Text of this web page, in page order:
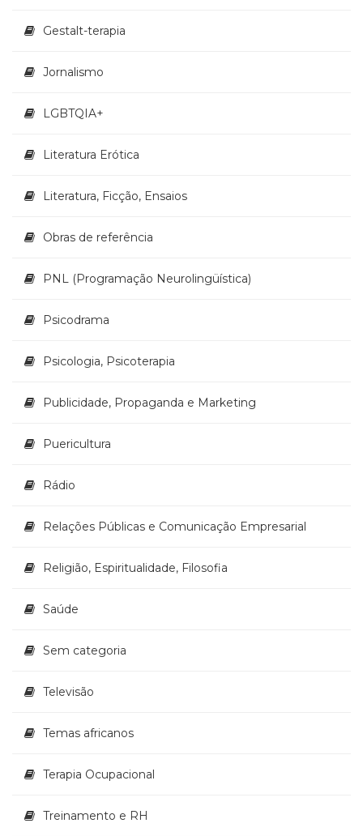
(22)
(30)
Ocupacional
Treinamento
(65)
(1)
Prática
Gestalt-terapia
Jornalismo
LGBTQIA+
Literatura Erótica
Literatura, Ficção, Ensaios
Obras de referência
PNL (Programação Neurolingüística)
Psicodrama
Psicologia, Psicoterapia
Publicidade, Propaganda e Marketing
Puericultura
Rádio
Relações Públicas e Comunicação Empresarial
Religião, Espiritualidade, Filosofia
Saúde
Sem categoria
Televisão
Temas africanos
Terapia Ocupacional
Treinamento e RH